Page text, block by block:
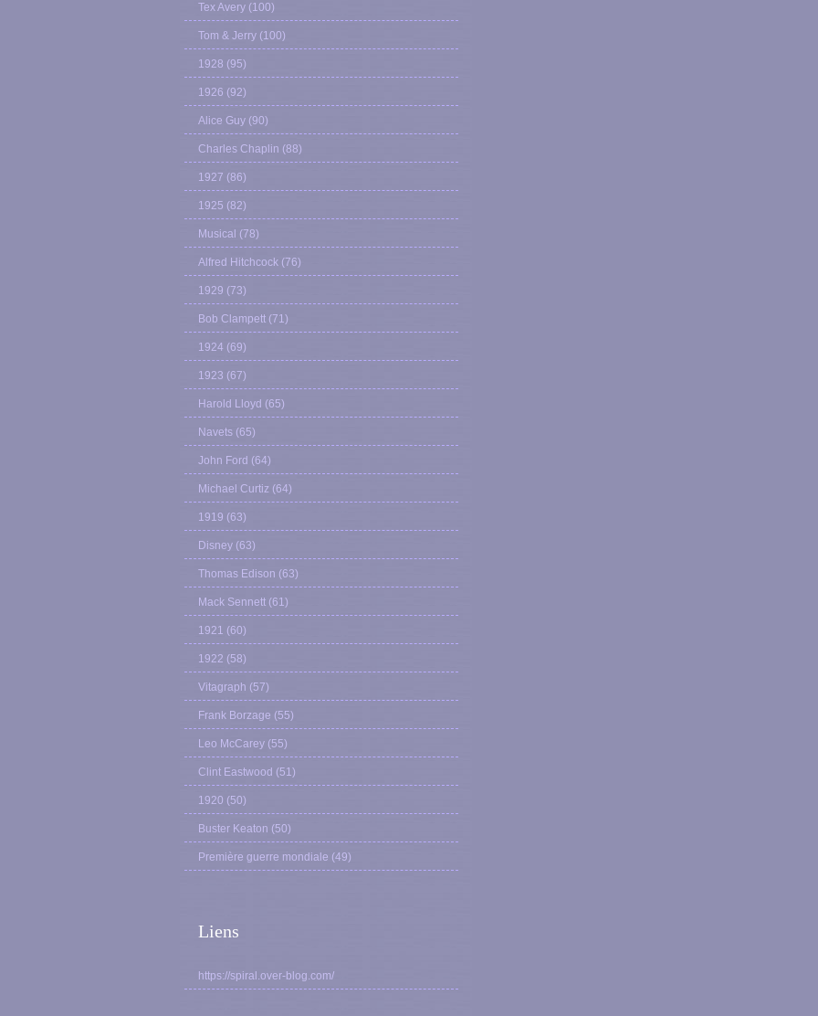
Tex Avery (100)
Tom & Jerry (100)
1928 (95)
1926 (92)
Alice Guy (90)
Charles Chaplin (88)
1927 (86)
1925 (82)
Musical (78)
Alfred Hitchcock (76)
1929 (73)
Bob Clampett (71)
1924 (69)
1923 (67)
Harold Lloyd (65)
Navets (65)
John Ford (64)
Michael Curtiz (64)
1919 (63)
Disney (63)
Thomas Edison (63)
Mack Sennett (61)
1921 (60)
1922 (58)
Vitagraph (57)
Frank Borzage (55)
Leo McCarey (55)
Clint Eastwood (51)
1920 (50)
Buster Keaton (50)
Première guerre mondiale (49)
Liens
https://spiral.over-blog.com/